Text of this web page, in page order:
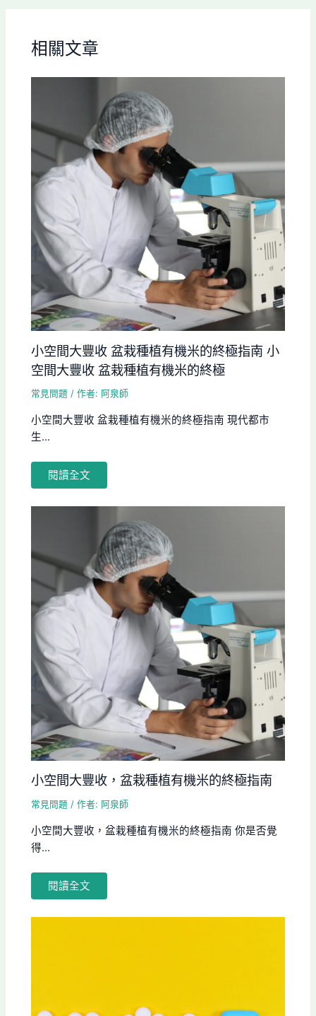
相關文章
小空間大豐收 盆栽種植有機米的終極指南 小
空間大豐收 盆栽種植有機米的終極
常見問題 / 作者: 阿泉師
小空間大豐收 盆栽種植有機米的終極指南 現代都市
生...
閱讀全文
小空間大豐收，盆栽種植有機米的終極指南
常見問題 / 作者: 阿泉師
小空間大豐收，盆栽種植有機米的終極指南 你是否覺
得...
閱讀全文